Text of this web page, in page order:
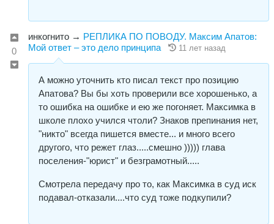
0
инкогнито → РЕПЛИКА ПО ПОВОДУ. Максим Апатов:
Мой ответ – это дело принципа
11 лет назад
А можно уточнить кто писал текст про позицию
Апатова? Вы бы хоть проверили все хорошенько, а
то ошибка на ошибке и ею же погоняет. Максимка в
школе плохо учился чтоли? Знаков препинания нет,
"никто" всегда пишется вместе... и много всего
другого, что режет глаз.....смешно ))))) глава
поселения-"юрист" и безграмотный.....
Смотрела передачу про то, как Максимка в суд иск
подавал-отказали....что суд тоже подкупили?